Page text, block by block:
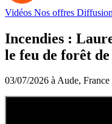
Vidéos Nos offres
Incendies :
le feu de forêt
03/07/2026 à Aude, France